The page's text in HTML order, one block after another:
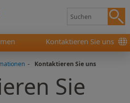
Kontaktieren Sie uns
- Kontaktieren Sie uns
Sie